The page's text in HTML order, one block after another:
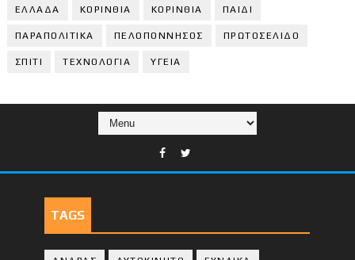
ΕΛΛΑΔΑ ΚΟΡΙΝΘΙΑ ΚΟΡΙΝΘΙA ΠΑΙΔΙ
ΠΑΡΑΠΟΛΙΤΙΚΑ ΠΕΛΟΠΟΝΝΗΣΟΣ ΠΡΩΤΟΣΕΛΙΔΟ
ΣΠΙΤΙ ΤΕΧΝΟΛΟΓΙΑ ΥΓΕΙΑ
TAGS